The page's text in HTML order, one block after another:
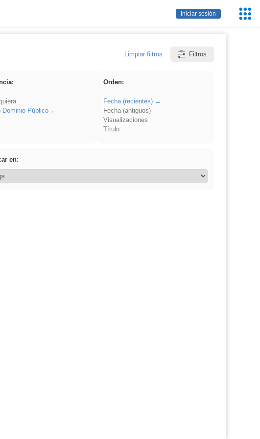
Iniciar sesión
Limpiar filtros Filtros
Público
Orden:
Fecha (recientes)
Fecha (antiguos)
Visualizaciones
Título
en: